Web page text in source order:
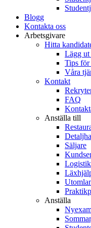
Blogg
Kontakta oss
Arbetsgivare
Hitta
Lägg ut
Tips för
Våra
Kontakt
FAQ
Anställa till
Säljare
Logistik
Anställa